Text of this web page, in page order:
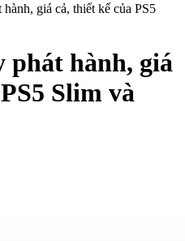
giá cả, thiết kế của PS5
phát hành, giá
Slim và